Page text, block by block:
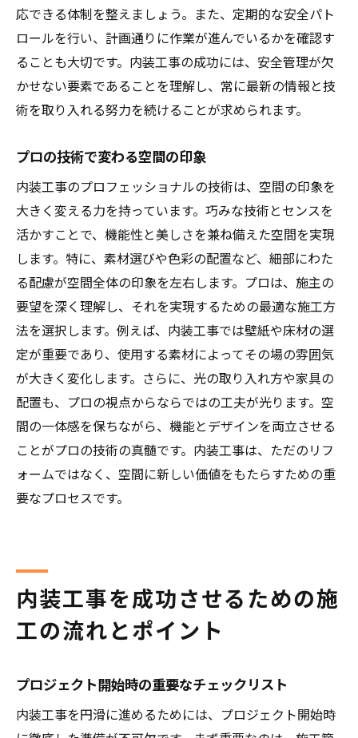
応できる体制を整えましょう。また、定期的な安全パト
ロールを行い、計画通りに作業が進んでいるかを確認す
ることも大切です。内装工事の成功には、安全管理が欠
かせない要素であることを理解し、常に最新の情報と技
術を取り入れる努力を続けることが求められます。
プロの技術で変わる空間の印象
内装工事のプロフェッショナルの技術は、空間の印象を
大きく変える力を持っています。巧みな技術とセンスを
活かすことで、機能性と美しさを兼ね備えた空間を実現
します。特に、素材選びや色彩の配置など、細部にわた
る配慮が空間全体の印象を左右します。プロは、施主の
要望を深く理解し、それを実現するための最適な施工方
法を選択します。例えば、内装工事では壁紙や床材の選
定が重要であり、使用する素材によってその場の雰囲気
が大きく変化します。さらに、光の取り入れ方や家具の
配置も、プロの視点からならではの工夫が光ります。空
間の一体感を保ちながら、機能とデザインを両立させる
ことがプロの技術の真髄です。内装工事は、ただのリフ
ォームではなく、空間に新しい価値をもたらすための重
要なプロセスです。
内装工事を成功させるための施
工の流れとポイント
プロジェクト開始時の重要なチェックリスト
内装工事を円滑に進めるためには、プロジェクト開始時